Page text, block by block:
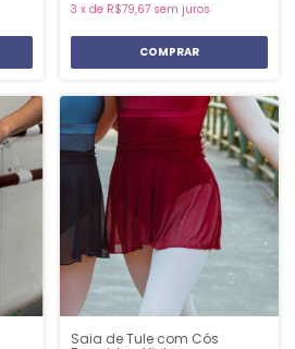
3 x de R$79,67 sem juros
COMPRAR
Saia de Tule com Cós